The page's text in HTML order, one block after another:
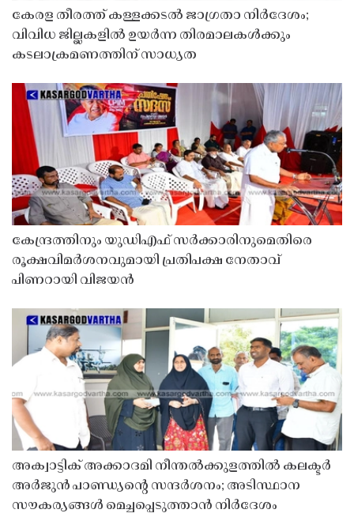
കേരള തീരത്ത് കള്ളക്കടൽ ജാഗ്രതാ നിർദേശം;
വിവിധ ജില്ലകളിൽ ഉയർന്ന തിരമാലകൾക്കും
കടലാക്രമണത്തിന് സാധ്യത
കേന്ദ്രത്തിനും യുഡിഎഫ് സർക്കാരിനുമെതിരെ
രൂക്ഷവിമർശനവുമായി പ്രതിപക്ഷ നേതാവ്
പിണറായി വിജയൻ
അക്വാട്ടിക് അക്കാദമി നീന്തൽക്കുളത്തിൽ കലക്ടർ
അർജുൻ പാണ്ഡ്യൻ്റെ സന്ദർശനം; അടിസ്ഥാന
സൗകര്യങ്ങൾ മെച്ചപ്പെടുത്താൻ നിർദേശം